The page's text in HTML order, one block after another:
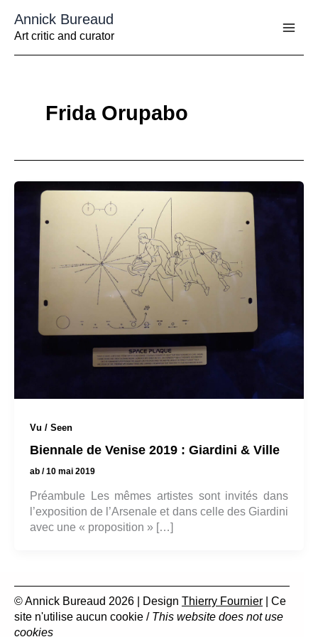
contenu
Annick Bureaud
Art critic and curator
Frida Orupabo
Vu / Seen
Biennale de Venise 2019 : Giardini & Ville
ab /10 mai 2019
Préambule Les mêmes artistes sont invités dans
l’exposition de l’Arsenale et dans celle des Giardini
avec une « proposition » […]
© Annick Bureaud 2026 | Design Thierry Fournier | Ce
site n'utilise aucun cookie / This website does not use
cookies